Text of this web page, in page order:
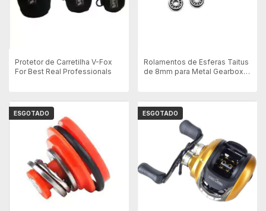
Protetor de Carretilha V-Fox
For Best Real Professionals
Rolamentos de Esferas Taitus
de 8mm para Metal Gearbox
ESGOTADO ESGOTADO